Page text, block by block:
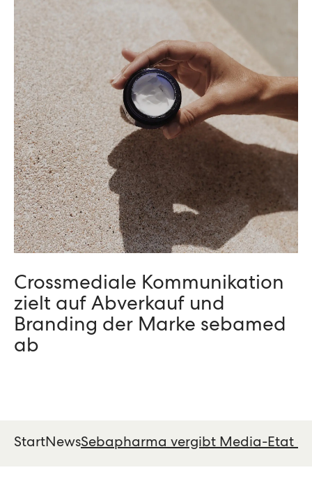
Crossmediale Kommunikation
zielt auf Abverkauf und
Branding der Marke sebamed
ab
StartNewsSebapharma vergibt Media-Etat